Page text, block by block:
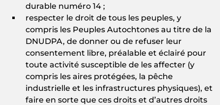
durable numéro 14 ;
respecter le droit de tous les peuples, y
compris les Peuples Autochtones au titre de la
DNUDPA, de donner ou de refuser leur
consentement libre, préalable et éclairé pour
toute activité susceptible de les affecter (y
compris les aires protégées, la pêche
industrielle et les infrastructures physiques), et
faire en sorte que ces droits et d’autres droits